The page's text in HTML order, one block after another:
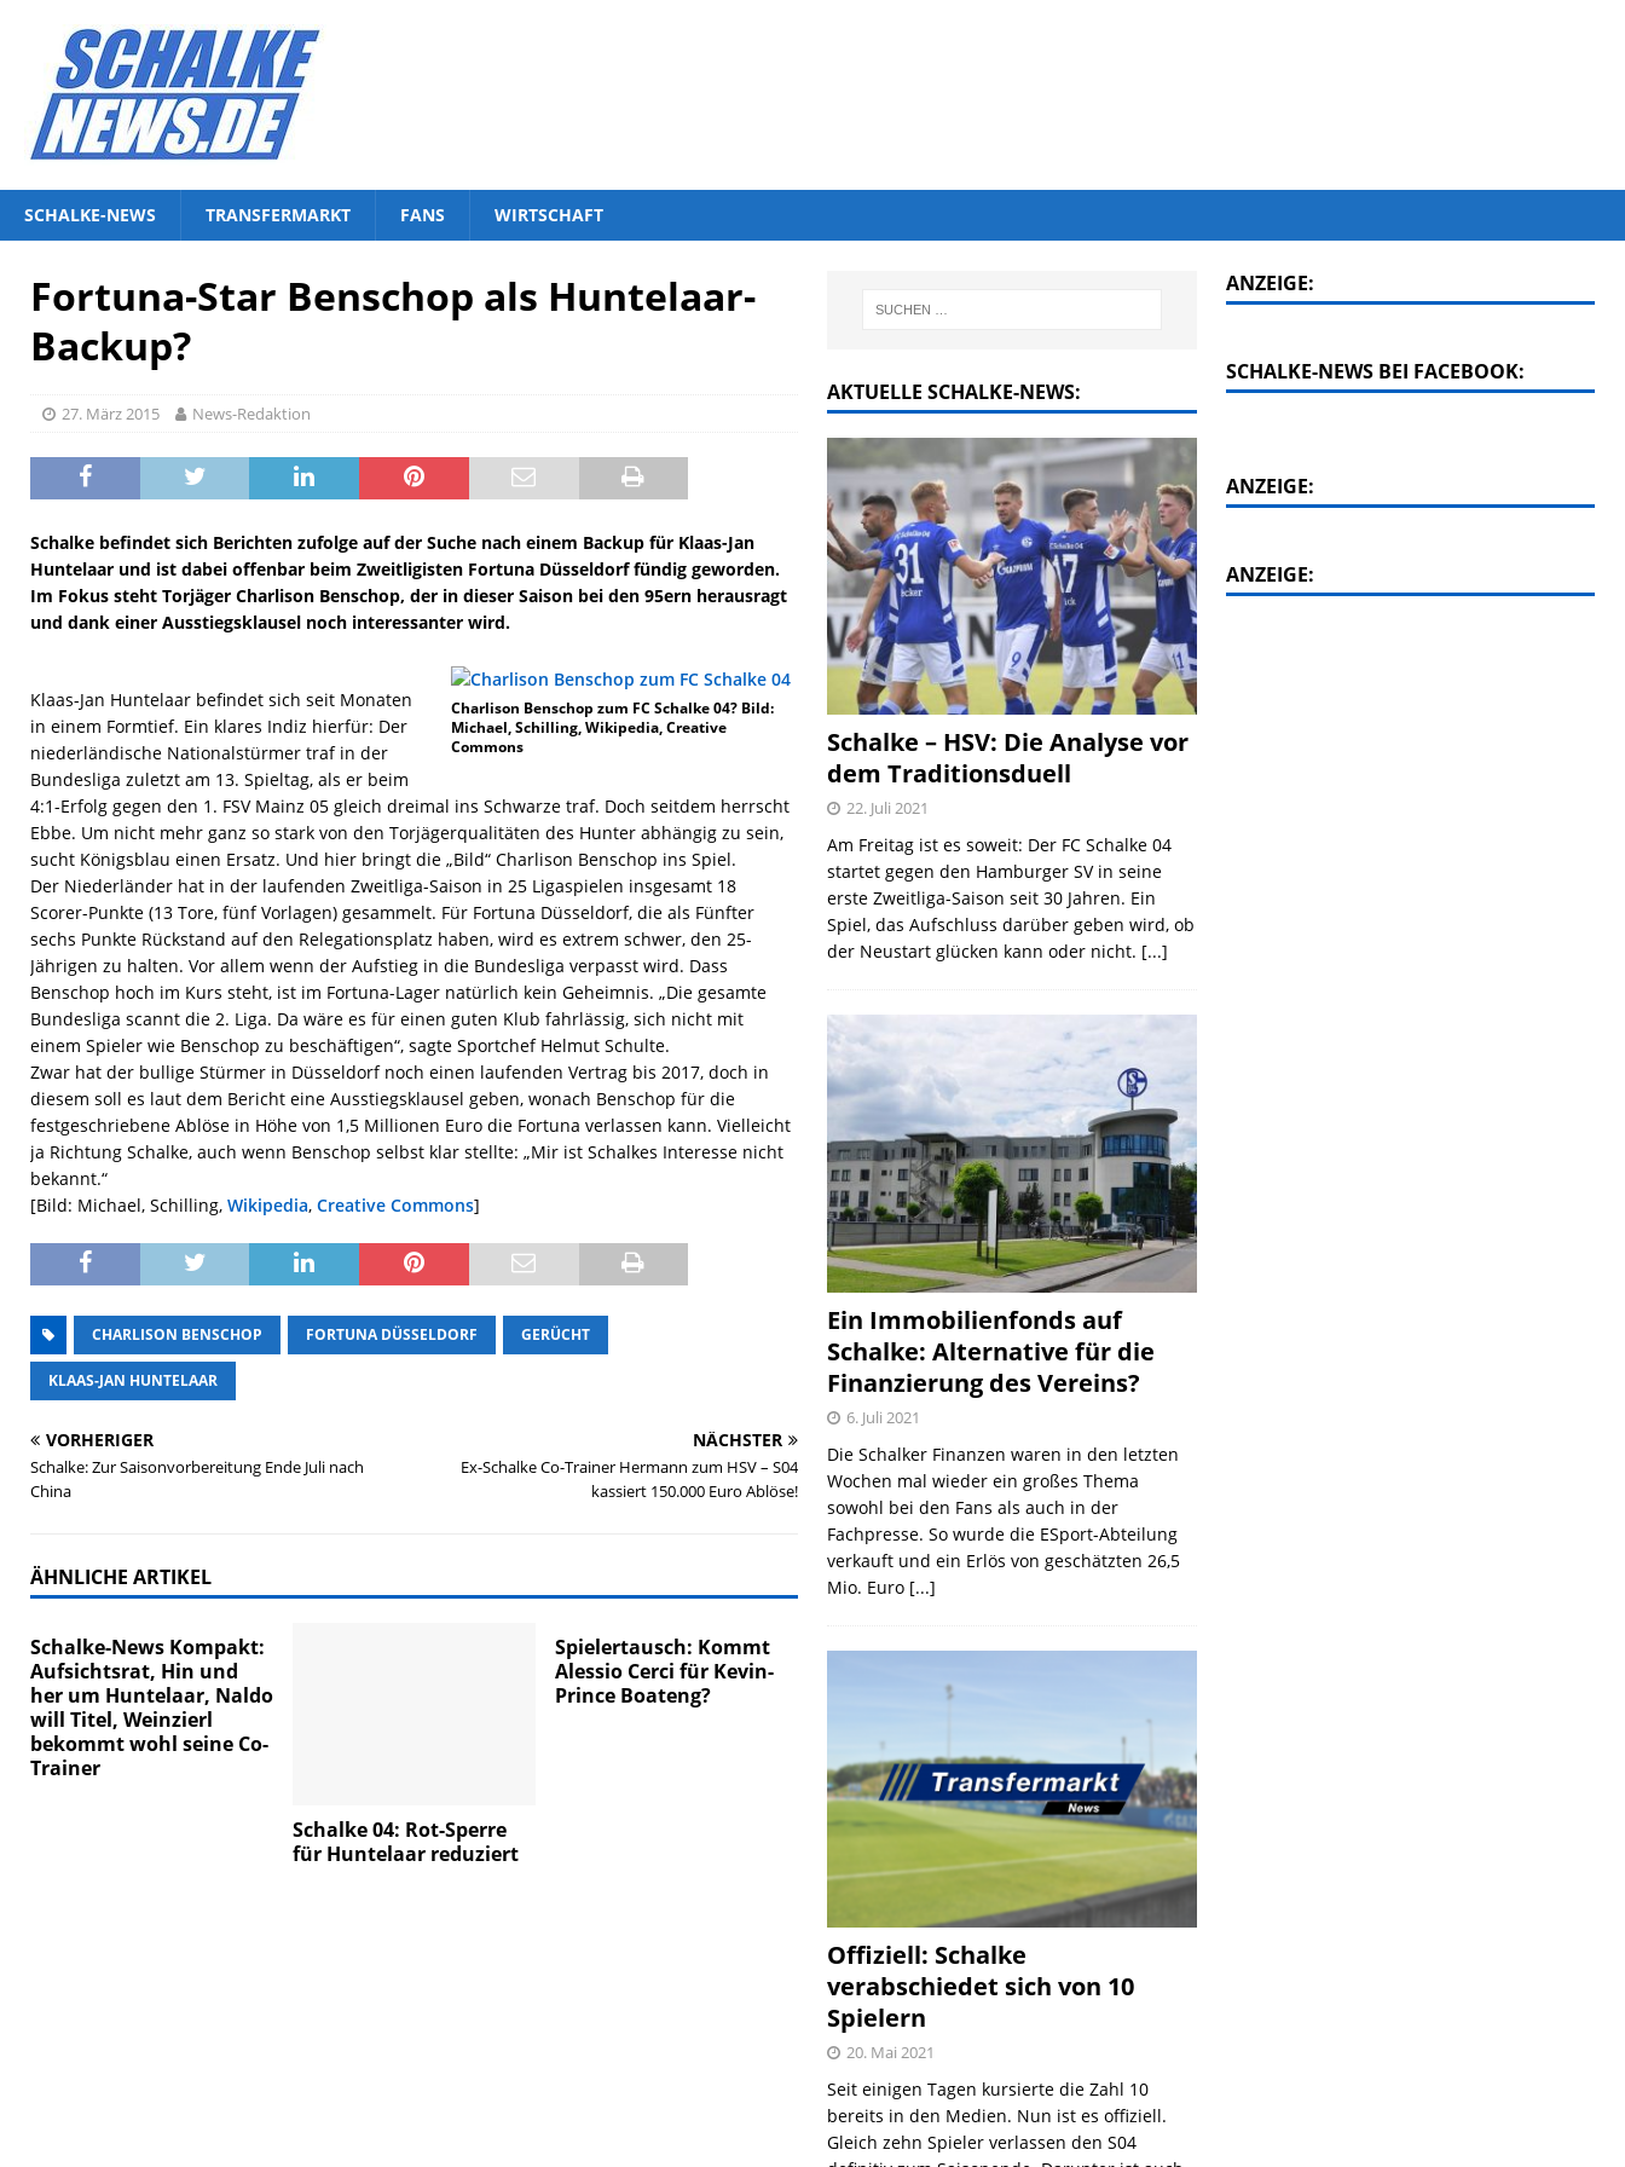
SCHALKE-NEWS TRANSFERMARKT FANS WIRTSCHAFT
Fortuna-Star Benschop als Huntelaar-
Backup?
27. März 2015 News-Redaktion
Schalke befindet sich Berichten zufolge auf der Suche nach einem Backup für Klaas-Jan
Huntelaar und ist dabei offenbar beim Zweitligisten Fortuna Düsseldorf fündig geworden.
Im Fokus steht Torjäger Charlison Benschop, der in dieser Saison bei den 95ern herausragt
und dank einer Ausstiegsklausel noch interessanter wird.
Charlison Benschop zum FC Schalke 04? Bild:
Michael, Schilling, Wikipedia, Creative
Commons
Klaas-Jan Huntelaar befindet sich seit Monaten
in einem Formtief. Ein klares Indiz hierfür: Der
niederländische Nationalstürmer traf in der
Bundesliga zuletzt am 13. Spieltag, als er beim
4:1-Erfolg gegen den 1. FSV Mainz 05 gleich dreimal ins Schwarze traf. Doch seitdem herrscht
Ebbe. Um nicht mehr ganz so stark von den Torjägerqualitäten des Hunter abhängig zu sein,
sucht Königsblau einen Ersatz. Und hier bringt die „Bild“ Charlison Benschop ins Spiel.
Der Niederländer hat in der laufenden Zweitliga-Saison in 25 Ligaspielen insgesamt 18
Scorer-Punkte (13 Tore, fünf Vorlagen) gesammelt. Für Fortuna Düsseldorf, die als Fünfter
sechs Punkte Rückstand auf den Relegationsplatz haben, wird es extrem schwer, den 25-
Jährigen zu halten. Vor allem wenn der Aufstieg in die Bundesliga verpasst wird. Dass
Benschop hoch im Kurs steht, ist im Fortuna-Lager natürlich kein Geheimnis. „Die gesamte
Bundesliga scannt die 2. Liga. Da wäre es für einen guten Klub fahrlässig, sich nicht mit
einem Spieler wie Benschop zu beschäftigen“, sagte Sportchef Helmut Schulte.
Zwar hat der bullige Stürmer in Düsseldorf noch einen laufenden Vertrag bis 2017, doch in
diesem soll es laut dem Bericht eine Ausstiegsklausel geben, wonach Benschop für die
festgeschriebene Ablöse in Höhe von 1,5 Millionen Euro die Fortuna verlassen kann. Vielleicht
ja Richtung Schalke, auch wenn Benschop selbst klar stellte: „Mir ist Schalkes Interesse nicht
bekannt.“
[Bild: Michael, Schilling, Wikipedia, Creative Commons]
CHARLISON BENSCHOP FORTUNA DÜSSELDORF GERÜCHT
KLAAS-JAN HUNTELAAR
VORHERIGER
Schalke: Zur Saisonvorbereitung Ende Juli nach
China
NÄCHSTER
Ex-Schalke Co-Trainer Hermann zum HSV – S04
kassiert 150.000 Euro Ablöse!
ÄHNLICHE ARTIKEL
Schalke-News Kompakt:
Aufsichtsrat, Hin und
her um Huntelaar, Naldo
will Titel, Weinzierl
bekommt wohl seine Co-
Trainer
Schalke 04: Rot-Sperre
für Huntelaar reduziert
Spielertausch: Kommt
Alessio Cerci für Kevin-
Prince Boateng?
AKTUELLE SCHALKE-NEWS:
Schalke – HSV: Die Analyse vor
dem Traditionsduell
22. Juli 2021
Am Freitag ist es soweit: Der FC Schalke 04
startet gegen den Hamburger SV in seine
erste Zweitliga-Saison seit 30 Jahren. Ein
Spiel, das Aufschluss darüber geben wird, ob
der Neustart glücken kann oder nicht. [...]
Ein Immobilienfonds auf
Schalke: Alternative für die
Finanzierung des Vereins?
6. Juli 2021
Die Schalker Finanzen waren in den letzten
Wochen mal wieder ein großes Thema
sowohl bei den Fans als auch in der
Fachpresse. So wurde die ESport-Abteilung
verkauft und ein Erlös von geschätzten 26,5
Mio. Euro [...]
Offiziell: Schalke
verabschiedet sich von 10
Spielern
20. Mai 2021
Seit einigen Tagen kursierte die Zahl 10
bereits in den Medien. Nun ist es offiziell.
Gleich zehn Spieler verlassen den S04
ANZEIGE:
SCHALKE-NEWS BEI FACEBOOK:
ANZEIGE:
ANZEIGE: